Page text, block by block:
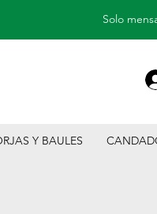
Solo
Y BAULES